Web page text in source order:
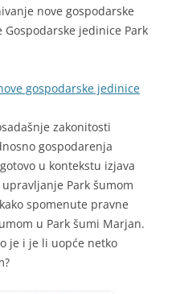
nove gospodarske
jedinice Park
gospodarske jedinice
zakonitosti
gospodarenja
u kontekstu izjava
Park šumom
spomenute pravne
u Park šumi Marjan.
je i je li uopće netko